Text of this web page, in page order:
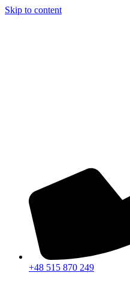
Skip to content
+48 515 870 249